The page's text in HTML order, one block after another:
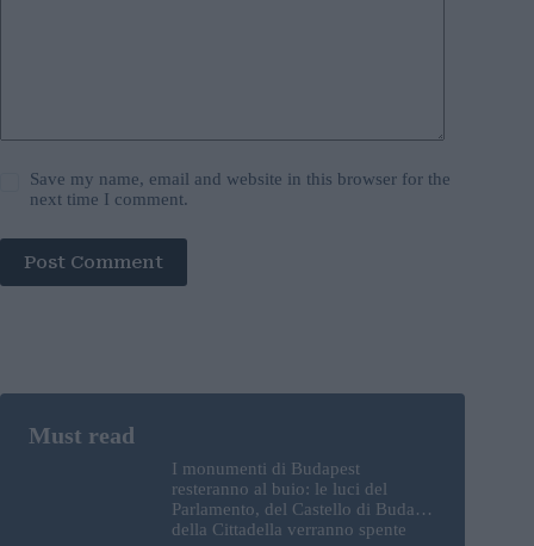
Save my name, email and website in this browser for the
next time I comment.
Post Comment
I monumenti di Budapest
resteranno al buio: le luci del
Parlamento, del Castello di Buda e
della Cittadella verranno spente